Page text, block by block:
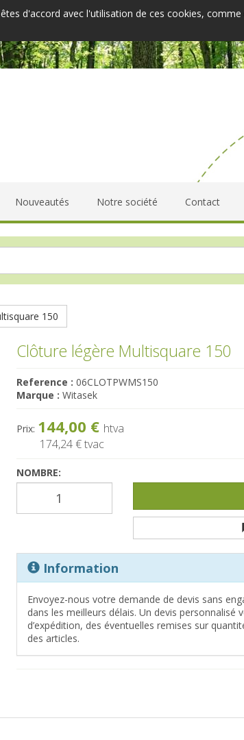
d'accord avec l'utilisation de ces cookies, comme
Nouveautés Notre société Contact
150
Clôture légère Multisquare 150
Reference : 06CLOTPWMS150
Marque : Witasek
Prix: 144,00 € htva
174,24 €tvac
NOMBRE:
Information
Envoyez-nous votre demande de devis sans
dans les meilleurs délais. Un devis
d’expédition, des éventuelles remises sur
des articles.